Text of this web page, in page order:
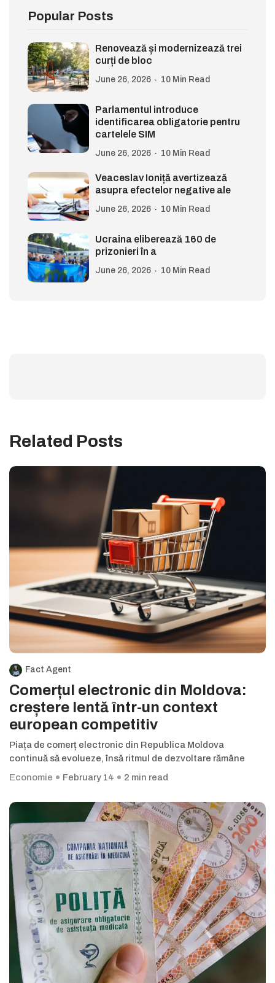
Popular Posts
Renovează și modernizează trei
curți de bloc
June 26, 2026 10 Min Read
Parlamentul introduce
identificarea obligatorie pentru
cartelele SIM
June 26, 2026 10 Min Read
Veaceslav Ioniță avertizează
asupra efectelor negative ale
June 26, 2026 10 Min Read
Ucraina eliberează 160 de
prizonieri în a
June 26, 2026 10 Min Read
Related Posts
Fact Agent
Comerțul electronic din Moldova:
creștere lentă într-un context
european competitiv
Piața de comerț electronic din Republica Moldova
continuă să evolueze, însă ritmul de dezvoltare rămâne
Economie
February 14 2 min read